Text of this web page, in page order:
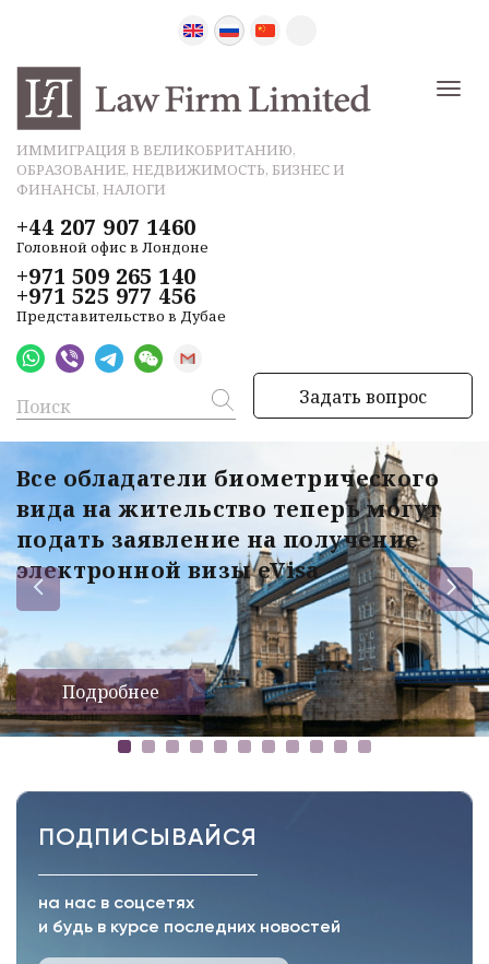
ИММИГРАЦИЯ В ВЕЛИКОБРИТАНИЮ,
ОБРАЗОВАНИЕ, НЕДВИЖИМОСТЬ, БИЗНЕС И
ФИНАНСЫ, НАЛОГИ
+44 207 907 1460
Головной офис в Лондоне
+971 509 265 140
+971 525 977 456
Представительство в Дубае
Задать вопрос
Все обладатели биометрического
вида на жительство теперь могут
подать заявление на получение
электронной визы eVisa
Подробнее
ПОДПИСЫВАЙСЯ
на нас в соцсетях
и будь в курсе последних новостей